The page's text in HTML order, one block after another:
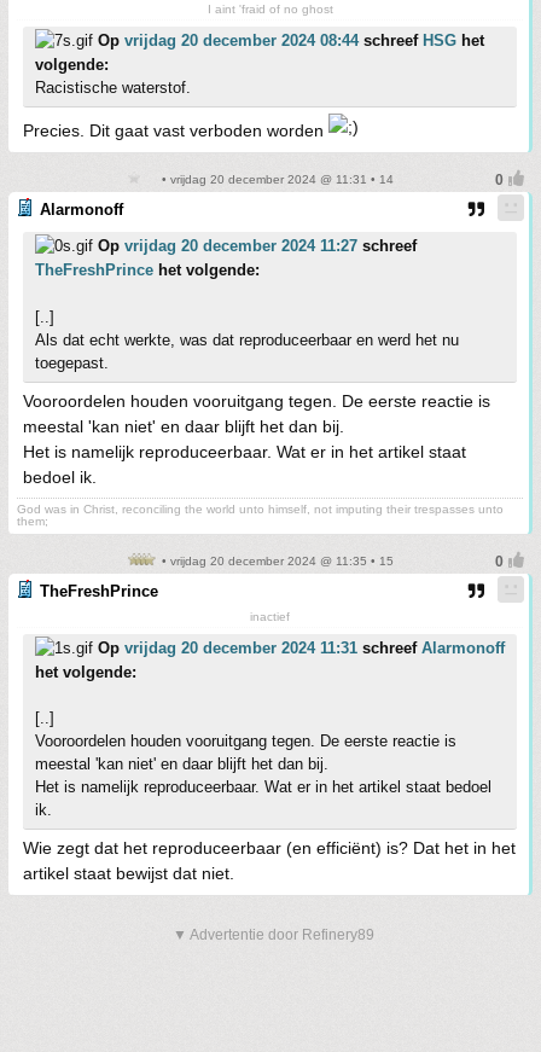
I aint 'fraid of no ghost
Op vrijdag 20 december 2024 08:44schreef HSG het
volgende:
Racistische waterstof.
Precies. Dit gaat vast verboden worden
• vrijdag 20 december 2024 @ 11:31 • 14
Alarmonoff
Op vrijdag 20 december 2024 11:27 schreef
TheFreshPrince het volgende:
[..]
Als dat echt werkte, was dat reproduceerbaar en werd het nu
toegepast.
Vooroordelen houden vooruitgang tegen. De eerste reactie is
meestal 'kan niet' en daar blijft het dan bij.
Het is namelijk reproduceerbaar. Wat er in het artikel staat
bedoel ik.
God was in Christ, reconciling the world unto himself, not imputing their trespasses unto
them;
• vrijdag 20 december 2024 @ 11:35 • 15
TheFreshPrince
inactief
Op vrijdag 20 december 2024 11:31 schreef Alarmonoff
het volgende:
[..]
Vooroordelen houden vooruitgang tegen. De eerste reactie is
meestal 'kan niet' en daar blijft het dan bij.
Het is namelijk reproduceerbaar. Wat er in het artikel staat bedoel
ik.
Wie zegt dat het reproduceerbaar (en efficiënt) is? Dat het in het
artikel staat bewijst dat niet.
▼ Advertentie door Refinery89